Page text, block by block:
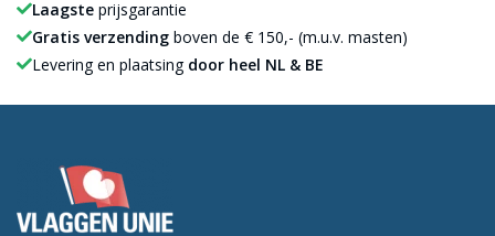
Laagste prijsgarantie
Gratis verzending boven de € 150,- (m.u.v. masten)
Levering en plaatsing door heel NL & BE